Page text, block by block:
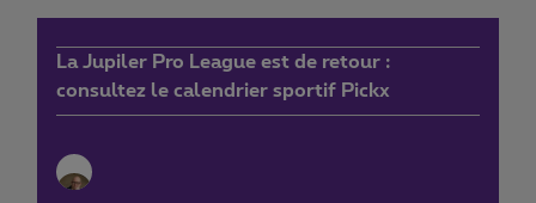
La Jupiler Pro League est de retour :
consultez le calendrier sportif Pickx